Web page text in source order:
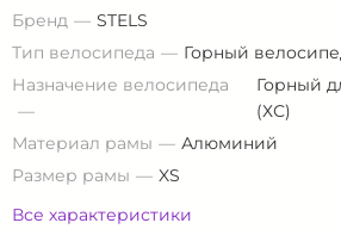
Бренд
STELS
Тип велосипеда
Горный
Назначение велосипеда
Горный
(ХС)
Материал рамы
Алюминий
Размер рамы
XS
Все характеристики